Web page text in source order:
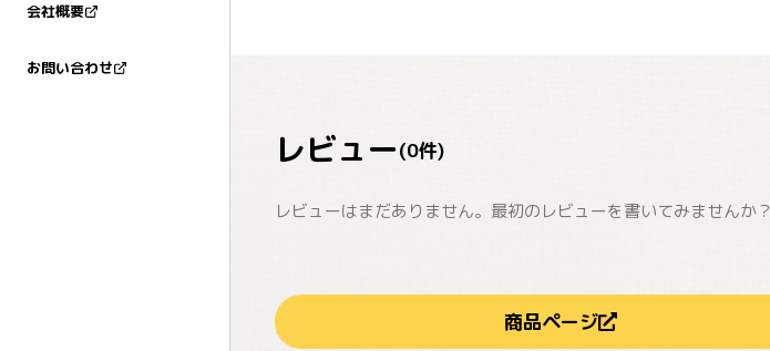
会社概要
お問い合わせ
レビュー(0件)
レビューはまだありません。最初のレビューを書いてみませんか？
商品ページ